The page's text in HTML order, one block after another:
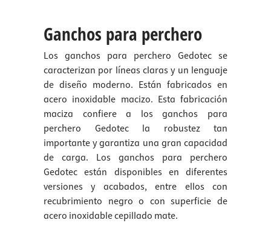
Ganchos para perchero
Los ganchos para perchero Gedotec se
caracterizan por líneas claras y un lenguaje
de diseño moderno. Están fabricados en
acero inoxidable macizo. Esta fabricación
maciza confiere a los ganchos para
perchero Gedotec la robustez tan
importante y garantiza una gran capacidad
de carga. Los ganchos para perchero
Gedotec están disponibles en diferentes
versiones y acabados, entre ellos con
recubrimiento negro o con superficie de
acero inoxidable cepillado mate.